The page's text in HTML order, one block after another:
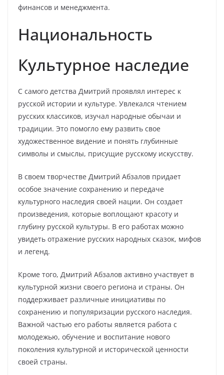
финансов и менеджмента.
Национальность
Культурное наследие
С самого детства Дмитрий проявлял интерес к
русской истории и культуре. Увлекался чтением
русских классиков, изучал народные обычаи и
традиции. Это помогло ему развить свое
художественное видение и понять глубинные
символы и смыслы, присущие русскому искусству.
В своем творчестве Дмитрий Абзалов придает
особое значение сохранению и передаче
культурного наследия своей нации. Он создает
произведения, которые воплощают красоту и
глубину русской культуры. В его работах можно
увидеть отражение русских народных сказок, мифов
и легенд.
Кроме того, Дмитрий Абзалов активно участвует в
культурной жизни своего региона и страны. Он
поддерживает различные инициативы по
сохранению и популяризации русского наследия.
Важной частью его работы является работа с
молодежью, обучение и воспитание нового
поколения культурной и исторической ценности
своей страны.